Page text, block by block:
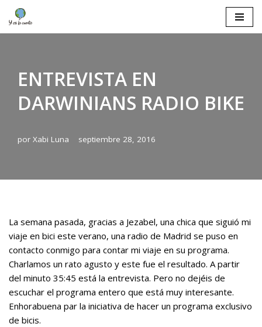
Saltar
ENTREVISTA EN
DARWINIANS RADIO BIKE
por Xabi Luna septiembre 28, 2016
La semana pasada, gracias a Jezabel, una chica que siguió mi
viaje en bici este verano, una radio de Madrid se puso en
contacto conmigo para contar mi viaje en su programa.
Charlamos un rato agusto y este fue el resultado. A partir
del minuto 35:45 está la entrevista. Pero no dejéis de
escuchar el programa entero que está muy interesante.
Enhorabuena par la iniciativa de hacer un programa exclusivo
de bicis.